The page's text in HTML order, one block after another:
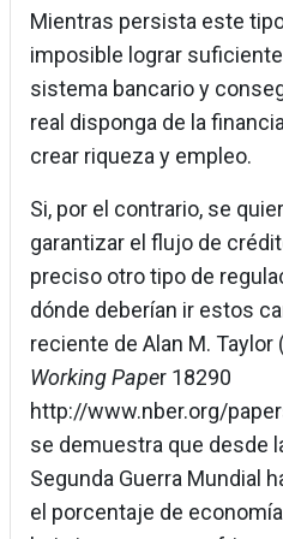
Mientras persista este
imposible lograr
sistema bancario y
real disponga de la
crear riqueza y empleo.
Si, por el contrario, se
garantizar el flujo de
preciso otro tipo de
dónde deberían ir estos
reciente de Alan M. Taylor
Working Paper 18290
http://www.nber.org/
se demuestra que desde
Segunda Guerra Mundial
el porcentaje de